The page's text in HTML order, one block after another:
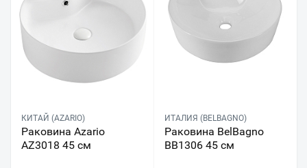
КИТАЙ (AZARIO)
Раковина Azario
AZ3018 45 см
ИТАЛИЯ (BELBAGNO)
Раковина BelBagno
BB1306 45 см